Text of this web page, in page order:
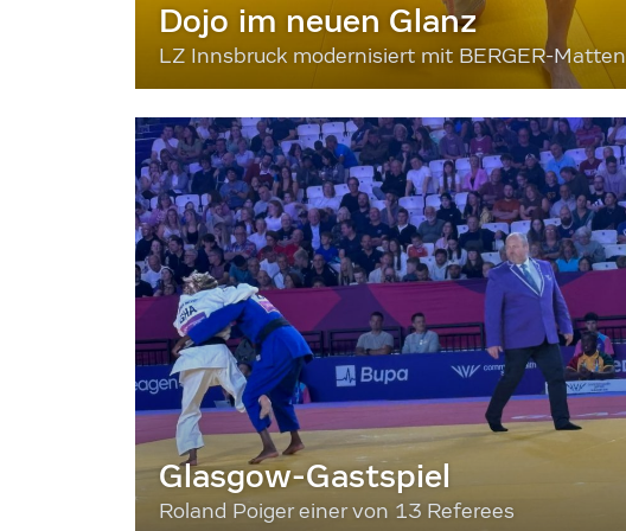
Dojo im neuen Glanz
LZ Innsbruck modernisiert mit BERGER-Matten
Glasgow-Gastspiel
Roland Poiger einer von 13 Referees